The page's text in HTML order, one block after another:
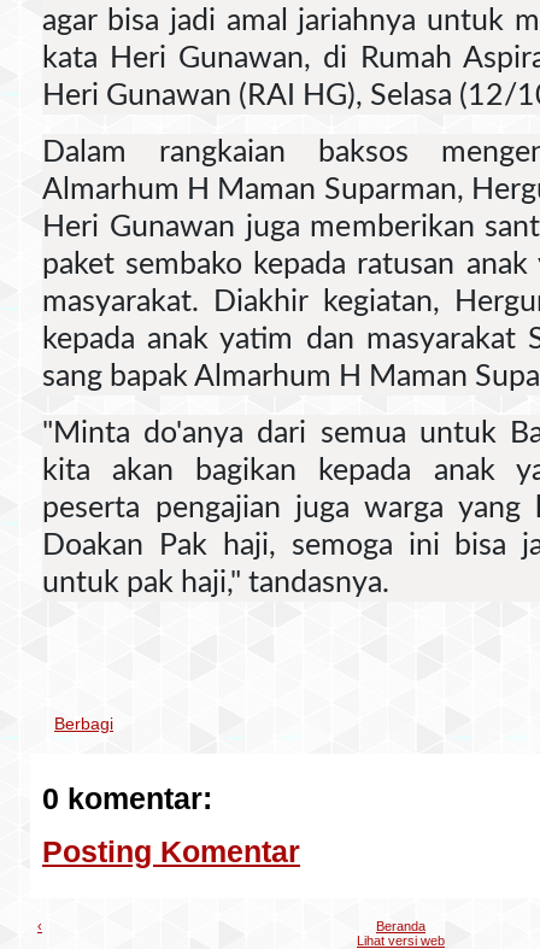
agar bisa jadi amal jariahnya untuk
kata Heri Gunawan, di Rumah
Heri Gunawan (RAI HG), Selasa (12/
Dalam rangkaian baksos
Almarhum H Maman Suparman,
Heri Gunawan juga memberikan
paket sembako kepada ratusan
masyarakat. Diakhir kegiatan,
kepada anak yatim dan masyarakat
sang bapak Almarhum H Maman
"Minta do'anya dari semua untuk
kita akan bagikan kepada anak
peserta pengajian juga warga yang
Doakan Pak haji, semoga ini bisa
untuk pak haji," tandasnya.
Berbagi
0 komentar:
Posting Komentar
‹
Beranda
Lihat versi web